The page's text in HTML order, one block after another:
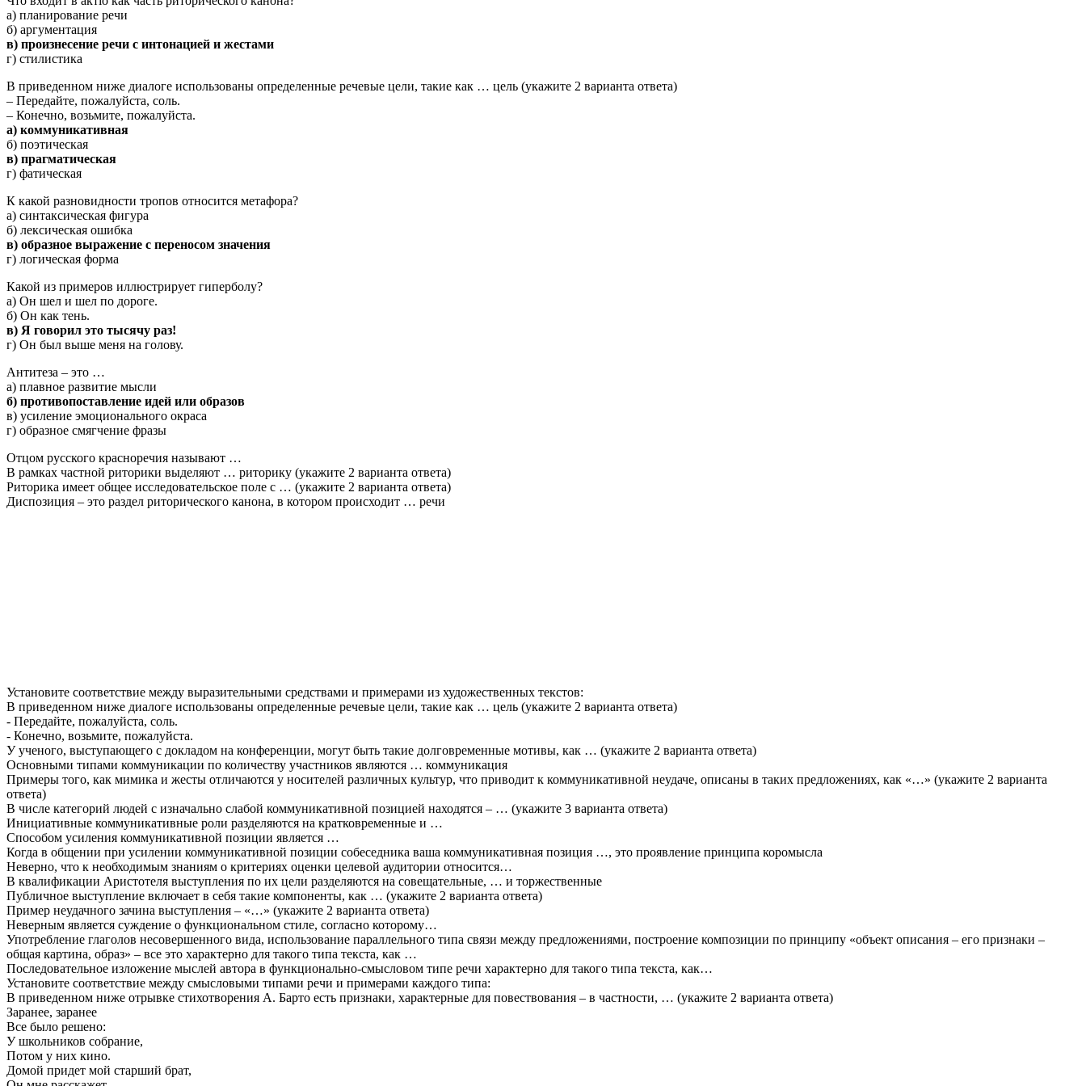
а) планирование речи
б) аргументация
в) произнесение речи с интонацией и жестами
г) стилистика
В приведенном ниже диалоге использованы определенные речевые цели, такие как … цель (укажите 2 варианта ответа)
– Передайте, пожалуйста, соль.
– Конечно, возьмите, пожалуйста.
а) коммуникативная
б) поэтическая
в) прагматическая
г) фатическая
К какой разновидности тропов относится метафора?
а) синтаксическая фигура
б) лексическая ошибка
в) образное выражение с переносом значения
г) логическая форма
Какой из примеров иллюстрирует гиперболу?
а) Он шел и шел по дороге.
б) Он как тень.
в) Я говорил это тысячу раз!
г) Он был выше меня на голову.
Антитеза – это …
а) плавное развитие мысли
б) противопоставление идей или образов
в) усиление эмоционального окраса
г) образное смягчение фразы
Отцом русского красноречия называют …
В рамках частной риторики выделяют … риторику (укажите 2 варианта ответа)
Риторика имеет общее исследовательское поле с … (укажите 2 варианта ответа)
Диспозиция – это раздел риторического канона, в котором происходит … речи
Установите соответствие между выразительными средствами и примерами из художественных текстов:
В приведенном ниже диалоге использованы определенные речевые цели, такие как … цель (укажите 2 варианта ответа)
- Передайте, пожалуйста, соль.
- Конечно, возьмите, пожалуйста.
У ученого, выступающего с докладом на конференции, могут быть такие долговременные мотивы, как … (укажите 2 варианта ответа)
Основными типами коммуникации по количеству участников являются … коммуникация
Примеры того, как мимика и жесты отличаются у носителей различных культур, что приводит к коммуникативной неудаче, описаны в таких предложениях, как «…» (укажите 2 варианта
ответа)
В числе категорий людей с изначально слабой коммуникативной позицией находятся – … (укажите 3 варианта ответа)
Инициативные коммуникативные роли разделяются на кратковременные и …
Способом усиления коммуникативной позиции является …
Когда в общении при усилении коммуникативной позиции собеседника ваша коммуникативная позиция …, это проявление принципа коромысла
Неверно, что к необходимым знаниям о критериях оценки целевой аудитории относится…
В квалификации Аристотеля выступления по их цели разделяются на совещательные, … и торжественные
Публичное выступление включает в себя такие компоненты, как … (укажите 2 варианта ответа)
Пример неудачного зачина выступления – «…» (укажите 2 варианта ответа)
Неверным является суждение о функциональном стиле, согласно которому…
Употребление глаголов несовершенного вида, использование параллельного типа связи между предложениями, построение композиции по принципу «объект описания – его признаки –
общая картина, образ» – все это характерно для такого типа текста, как …
Последовательное изложение мыслей автора в функционально-смысловом типе речи характерно для такого типа текста, как…
Установите соответствие между смысловыми типами речи и примерами каждого типа:
В приведенном ниже отрывке стихотворения А. Барто есть признаки, характерные для повествования – в частности, … (укажите 2 варианта ответа)
Заранее, заранее
Все было решено:
У школьников собрание,
Потом у них кино.
Домой придет мой старший брат,